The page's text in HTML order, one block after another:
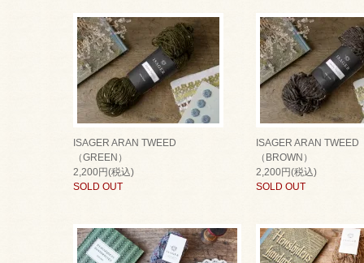
ISAGER ARAN TWEED
（GREEN）
2,200円(税込)
SOLD OUT
ISAGER ARAN TWEED
（BROWN）
2,200円(税込)
SOLD OUT